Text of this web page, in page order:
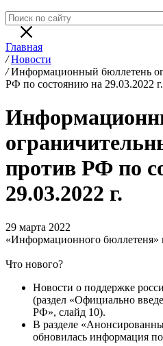
Главная
/ Новости
/ Информационный бюллетень
РФ по состоянию на 29.03.2022 г.
против РФ по
29.03.2022 г.
29 марта 2022
«Информационного бюллетеня»
Что нового?
Новости о поддержке
(раздел «Официально
РФ», слайд 10).
В разделе
обновилась информация